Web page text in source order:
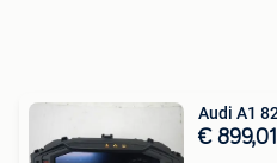
Audi A1
€ 899,01